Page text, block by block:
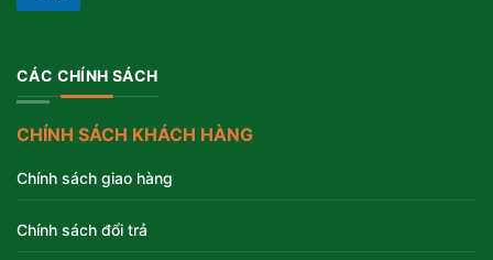
CÁC CHÍNH SÁCH
CHÍNH SÁCH KHÁCH HÀNG
Chính sách giao hàng
Chính sách đổi trả